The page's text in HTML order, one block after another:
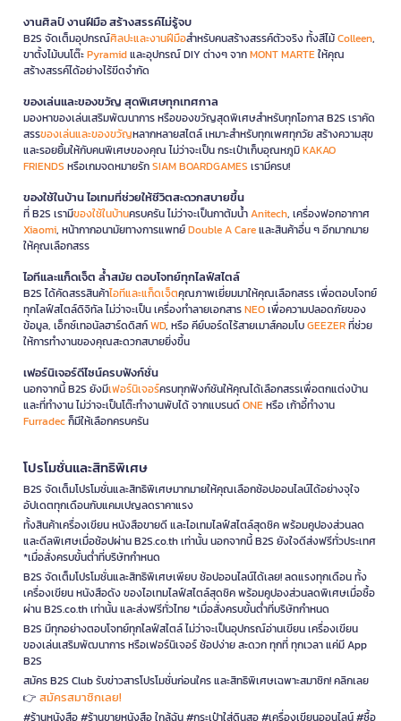
งานศิลป์ งานฝีมือ สร้างสรรค์ไม่รู้จบ
B2S จัดเต็มอุปกรณ์ศิลปะและงานฝีมือสำหรับคนสร้างสรรค์ตัวจริง ทั้งสีไม้Colleen,
ขาตั้งไม้บนโต๊ะPyramidและอุปกรณ์ DIY ต่างๆ จากMONT MARTEให้คุณ
สร้างสรรค์ได้อย่างไร้ขีดจำกัด
ของเล่นและของขวัญ สุดพิเศษทุกเทศกาล
มองหาของเล่นเสริมพัฒนาการ หรือของขวัญสุดพิเศษสำหรับทุกโอกาส B2S เราคัด
สรรของเล่นและของขวัญหลากหลายสไตล์ เหมาะสำหรับทุกเพศทุกวัย สร้างความสุข
และรอยยิ้มให้กับคนพิเศษของคุณ ไม่ว่าจะเป็น กระเป๋าเก็บอุณหภูมิKAKAO
FRIENDS หรือเกมจดหมายรักSIAM BOARDGAMES เรามีครบ!
ของใช้ในบ้าน ไอเทมที่ช่วยให้ชีวิตสะดวกสบายขึ้น
ที่ B2S เรามีของใช้ในบ้านครบครัน ไม่ว่าจะเป็นกาต้มน้ำAnitech, เครื่องฟอกอากาศ
Xiaomi, หน้ากากอนามัยทางการแพทย์Double A Careและสินค้าอื่น ๆ อีกมากมาย
ให้คุณเลือกสรร
ไอทีและแก็ดเจ็ต ล้ำสมัย ตอบโจทย์ทุกไลฟ์สไตล์
B2S ได้คัดสรรสินค้าไอทีและแก็ดเจ็ตคุณภาพเยี่ยมมาให้คุณเลือกสรร เพื่อตอบโจทย์
ทุกไลฟ์สไตล์ดิจิทัล ไม่ว่าจะเป็น เครื่องทำลายเอกสารNEOเพื่อความปลอดภัยของ
ข้อมูล, เอ็กซ์เทอนัลฮาร์ดดิสก์WD, หรือ คีย์บอร์ดไร้สายเมาส์คอมโบGEEZERที่ช่วย
ให้การทำงานของคุณสะดวกสบายยิ่งขึ้น
เฟอร์นิเจอร์ดีไซน์ครบฟังก์ชั่น
นอกจากนี้ B2S ยังมีเฟอร์นิเจอร์ครบทุกฟังก์ชันให้คุณได้เลือกสรรเพื่อตกแต่งบ้าน
และที่ทำงาน ไม่ว่าจะเป็นโต๊ะทำงานพับได้ จากแบรนด์ONEหรือ เก้าอี้ทำงาน
Furradecก็มีให้เลือกครบครัน
โปรโมชั่นและสิทธิพิเศษ
B2S จัดเต็มโปรโมชั่นและสิทธิพิเศษมากมายให้คุณเลือกช้อปออนไลน์ได้อย่างจุใจ
อัปเดตทุกเดือนกับแคมเปญลดราคาแรง
ทั้งสินค้าเครื่องเขียน หนังสือขายดี และไอเทมไลฟ์สไตล์สุดชิค พร้อมคูปองส่วนลด
และดีลพิเศษเมื่อช้อปผ่าน B2S.co.th เท่านั้น นอกจากนี้ B2S ยังใจดีส่งฟรีทั่วประเทศ
*เมื่อสั่งครบขั้นต่ำที่บริษัทกำหนด
B2S จัดเต็มโปรโมชั่นและสิทธิพิเศษเพียบ ช้อปออนไลน์ได้เลย! ลดแรงทุกเดือน ทั้ง
เครื่องเขียน หนังสือดัง ของไอเทมไลฟ์สไตล์สุดชิค พร้อมคูปองส่วนลดพิเศษเมื่อซื้อ
ผ่าน B2S.co.th เท่านั้น และส่งฟรีทั่วไทย *เมื่อสั่งครบขั้นต่ำที่บริษัทกำหนด
B2S มีทุกอย่างตอบโจทย์ทุกไลฟ์สไตล์ ไม่ว่าจะเป็นอุปกรณ์อ่านเขียน เครื่องเขียน
ของเล่นเสริมพัฒนาการ หรือเฟอร์นิเจอร์ ช้อปง่าย สะดวก ทุกที่ ทุกเวลา แค่มี App
B2S
สมัคร B2S Club รับข่าวสารโปรโมชั่นก่อนใคร และสิทธิพิเศษเฉพาะสมาชิก! คลิกเลย
👉 สมัครสมาชิกเลย!
#ร้านหนังสือ #ร้านขายหนังสือ ใกล้ฉัน #กระเป๋าใส่ดินสอ #เครื่องเขียนออนไลน์ #ซื้อ